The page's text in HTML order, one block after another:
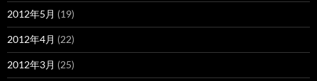
2012年5月 (19)
2012年4月 (22)
2012年3月 (25)